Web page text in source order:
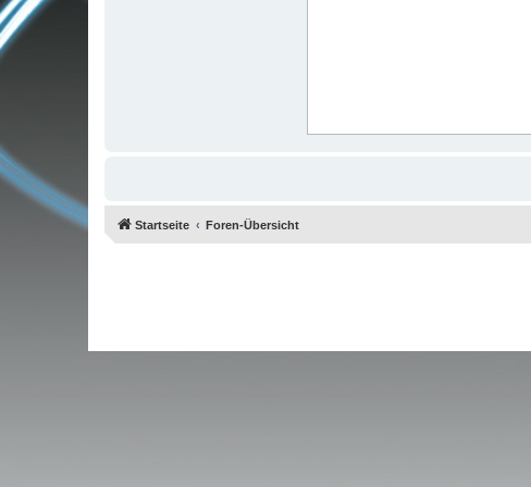
Startseite Foren-Übersicht